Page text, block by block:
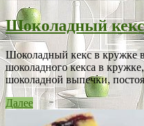
Шоколадный
Шоколадный кекс в кружке в
шоколадного кекса в
шоколадной выпечки,
Далее